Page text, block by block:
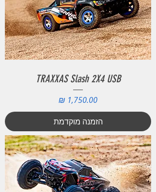
TRAXXAS Slash 2X4 USB
מחיר
הזמנה מוקדמת